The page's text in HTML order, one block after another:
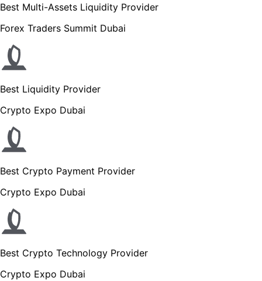
Best Multi-Assets Liquidity Provider
Forex Traders Summit Dubai
Best Liquidity Provider
Crypto Expo Dubai
Best Crypto Payment Provider
Crypto Expo Dubai
Best Crypto Technology Provider
Crypto Expo Dubai